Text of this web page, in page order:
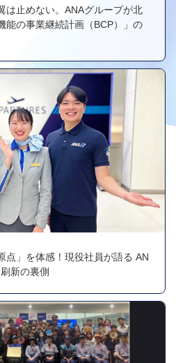
は止めない。ANAグループが北
能の事業継続計画（BCP）」の
点」を体感！現役社員が語る AN
新の裏側